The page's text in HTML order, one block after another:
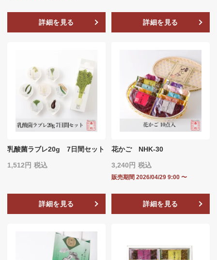
詳細を見る 詳細を見る
乳酸菌ラブレ20g 7日間セット
1,512 税込
詳細を見る
花かご NHK-30
3,240 税込
販売期間 2026/04/29 9:00 〜
詳細を見る